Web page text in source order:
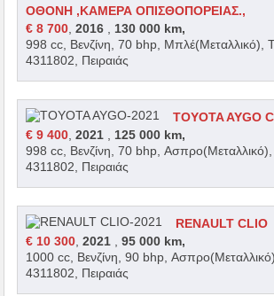
ΟΘΟΝΗ ,ΚΑΜΕΡΑ ΟΠΙΣΘΟΠΟΡΕΙΑΣ.,
€ 8 700 ,2016
130 000 km,
998 cc, Βενζίνη, 70 bhp, Μπλέ(Μεταλλικό),
4311802, Πειραιάς
TOYOTA AYGO
€ 9 400 ,2021
125 000 km,
998 cc, Βενζίνη, 70 bhp,
4311802, Πειραιάς
RENAULT CLIO
€ 10 300 ,2021 ,95 000 km,
1000 cc, Βενζίνη, 90 bhp,
4311802, Πειραιάς